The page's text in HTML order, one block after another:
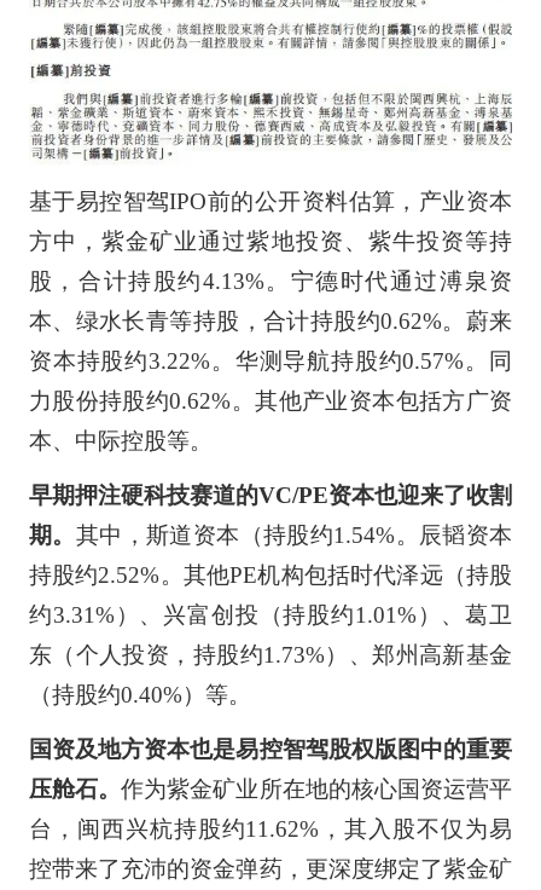
基于易控智驾IPO前的公开资料估算，产业资本
方中，紫金矿业通过紫地投资、紫牛投资等持
股，合计持股约4.13%。宁德时代通过溥泉资
本、绿水长青等持股，合计持股约0.62%。蔚来
资本持股约3.22%。华测导航持股约0.57%。同
力股份持股约0.62%。其他产业资本包括方广资
本、中际控股等。
早期押注硬科技赛道的VC/PE资本也迎来了收割
期。 其中，斯道资本（持股约1.54%。辰韬资本
持股约2.52%。其他PE机构包括时代泽远（持股
约3.31%）、兴富创投（持股约1.01%）、葛卫
东（个人投资，持股约1.73%）、郑州高新基金
（持股约0.40%）等。
国资及地方资本也是易控智驾股权版图中的重要
压舱石。作为紫金矿业所在地的核心国资运营平
台，闽西兴杭持股约11.62%，其入股不仅为易
控带来了充沛的资金弹药，更深度绑定了紫金矿